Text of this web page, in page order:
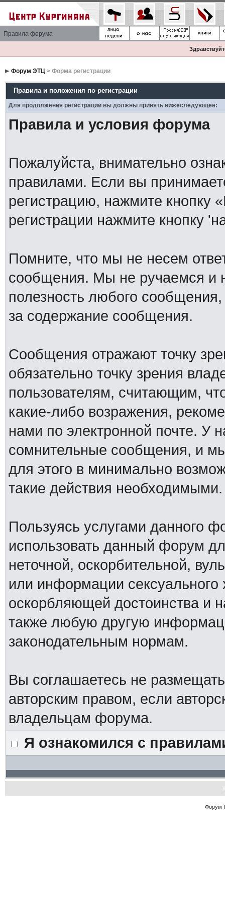
Правила форума
Форум ЭТЦ> Форма регистрации
Правила и положения по регистрации
Для продолжения регистрации вы должны принять нижеследующее:
Правила и условия форума
Пожалуйста, внимательно
правилами. Если вы
регистрацию, нажмите кнопку
регистрации нажмите кнопку
Помните, что мы не несем
сообщения. Мы не ручаемся и
полезность любого
за содержание сообщения.
Сообщения отражают точку
обязательно точку зрения
пользователям, считающим,
какие-либо возражения,
нами по электронной почте. У
сомнительные сообщения, и
для этого в минимально
такие действия необходимыми.
Пользуясь услугами данного
использовать данный форум
неточной, оскорбительной,
или информации
оскорбляющей достоинства и
также любую другую
законодательным нормам.
Вы соглашаетесь не
авторским правом, если
владельцам форума.
Я ознакомился с
Форум